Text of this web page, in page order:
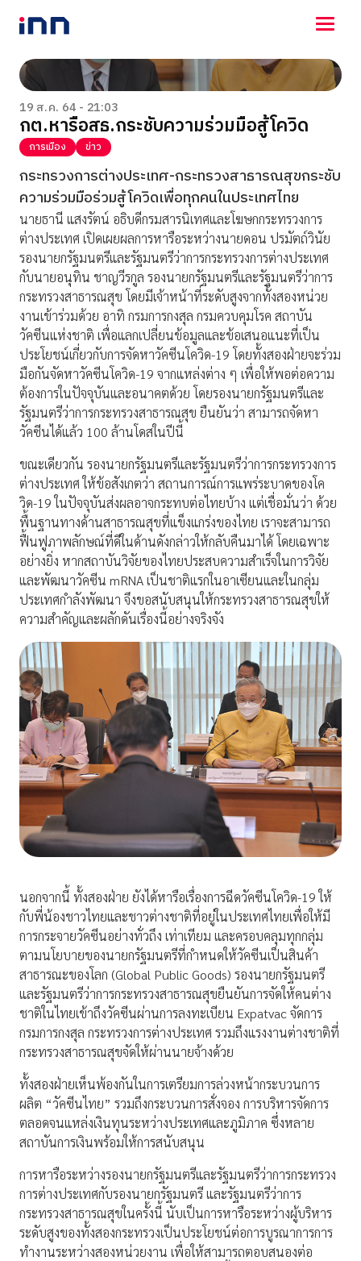
NEWS
ENTERTAINMENT
LIFESTYLE
HOROSCOPE
VIDEO
ร่วมด้วยช่วยกัน
19 ส.ค. 64 - 21:03
กต.หารือสธ.กระชับความร่วมมือสู้โควิด
การเมือง ข่าว
กระทรวงการต่างประเทศ-กระทรวงสาธารณสุขกระชับ
ความร่วมมือร่วมสู้โควิดเพื่อทุกคนในประเทศไทย
นายธานี แสงรัตน์ อธิบดีกรมสารนิเทศและโฆษกกระทรวงการ
ต่างประเทศ เปิดเผยผลการหารือระหว่างนายดอน ปรมัตถ์วินัย
รองนายกรัฐมนตรีและรัฐมนตรีว่าการกระทรวงการต่างประเทศ
กับนายอนุทิน ชาญวีรกูล รองนายกรัฐมนตรีและรัฐมนตรีว่าการ
กระทรวงสาธารณสุข โดยมีเจ้าหน้าที่ระดับสูงจากทั้งสองหน่วย
งานเข้าร่วมด้วย อาทิ กรมการกงสุล กรมควบคุมโรค สถาบัน
วัคซีนแห่งชาติ เพื่อแลกเปลี่ยนข้อมูลและข้อเสนอแนะที่เป็น
ประโยชน์เกี่ยวกับการจัดหาวัคซีนโควิด-19 โดยทั้งสองฝ่ายจะร่วม
มือกันจัดหาวัคซีนโควิด-19 จากแหล่งต่าง ๆ เพื่อให้พอต่อความ
ต้องการในปัจจุบันและอนาคตด้วย โดยรองนายกรัฐมนตรีและ
รัฐมนตรีว่าการกระทรวงสาธารณสุข ยืนยันว่า สามารถจัดหา
วัคซีนได้แล้ว 100 ล้านโดสในปีนี้
ขณะเดียวกัน รองนายกรัฐมนตรีและรัฐมนตรีว่าการกระทรวงการ
ต่างประเทศ ให้ข้อสังเกตว่า สถานการณ์การแพร่ระบาดของโค
วิด-19 ในปัจจุบันส่งผลอาจกระทบต่อไทยบ้าง แต่เชื่อมั่นว่า ด้วย
พื้นฐานทางด้านสาธารณสุขที่แข็งแกร่งของไทย เราจะสามารถ
ฟื้นฟูภาพลักษณ์ที่ดีในด้านดังกล่าวให้กลับคืนมาได้ โดยเฉพาะ
อย่างยิ่ง หากสถาบันวิจัยของไทยประสบความสำเร็จในการวิจัย
และพัฒนาวัคซีน mRNA เป็นชาติแรกในอาเซียนและในกลุ่ม
ประเทศกำลังพัฒนา จึงขอสนับสนุนให้กระทรวงสาธารณสุขให้
ความสำคัญและผลักดันเรื่องนี้อย่างจริงจัง
นอกจากนี้ ทั้งสองฝ่าย ยังได้หารือเรื่องการฉีดวัคซีนโควิด-19 ให้
กับพี่น้องชาวไทยและชาวต่างชาติที่อยู่ในประเทศไทยเพื่อให้มี
การกระจายวัคซีนอย่างทั่วถึง เท่าเทียม และครอบคลุมทุกกลุ่ม
ตามนโยบายของนายกรัฐมนตรีที่กำหนดให้วัคซีนเป็นสินค้า
สาธารณะของโลก (Global Public Goods) รองนายกรัฐมนตรี
และรัฐมนตรีว่าการกระทรวงสาธารณสุขยืนยันการจัดให้คนต่าง
ชาติในไทยเข้าถึงวัคซีนผ่านการลงทะเบียน Expatvac จัดการ
กรมการกงสุล กระทรวงการต่างประเทศ รวมถึงแรงงานต่างชาติที่
กระทรวงสาธารณสุขจัดให้ผ่านนายจ้างด้วย
ทั้งสองฝ่ายเห็นพ้องกันในการเตรียมการล่วงหน้ากระบวนการ
ผลิต “วัคซีนไทย” รวมถึงกระบวนการสั่งจอง การบริหารจัดการ
ตลอดจนแหล่งเงินทุนระหว่างประเทศและภูมิภาค ซึ่งหลาย
สถาบันการเงินพร้อมให้การสนับสนุน
การหารือระหว่างรองนายกรัฐมนตรีและรัฐมนตรีว่าการกระทรวง
การต่างประเทศกับรองนายกรัฐมนตรี และรัฐมนตรีว่าการ
กระทรวงสาธารณสุขในครั้งนี้ นับเป็นการหารือระหว่างผู้บริหาร
ระดับสูงของทั้งสองกระทรวงเป็นประโยชน์ต่อการบูรณาการการ
ทำงานระหว่างสองหน่วยงาน เพื่อให้สามารถตอบสนองต่อ